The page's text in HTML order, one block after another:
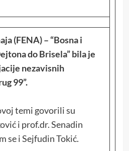
(FENA) – “Bosna i
do Brisela” bila je
nezavisnih
99”.
temi govorili su
i prof.dr. Senadin
se i Sejfudin Tokić.